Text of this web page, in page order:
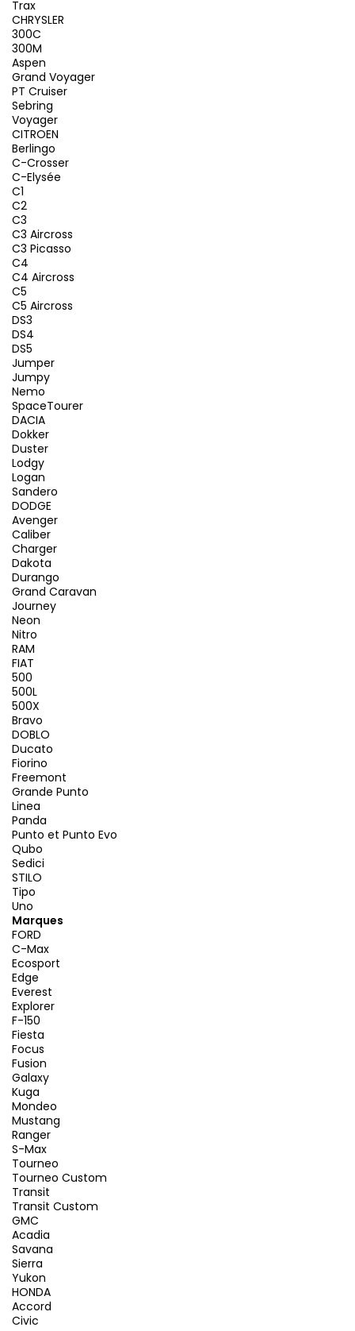
Trax
CHRYSLER
300C
300M
Aspen
Grand Voyager
PT Cruiser
Sebring
Voyager
CITROEN
Berlingo
C-Crosser
C-Elysée
C1
C2
C3
C3 Aircross
C3 Picasso
C4
C4 Aircross
C5
C5 Aircross
DS3
DS4
DS5
Jumper
Jumpy
Nemo
SpaceTourer
DACIA
Dokker
Duster
Lodgy
Logan
Sandero
DODGE
Avenger
Caliber
Charger
Dakota
Durango
Grand Caravan
Journey
Neon
Nitro
RAM
FIAT
500
500L
500X
Bravo
DOBLO
Ducato
Fiorino
Freemont
Grande Punto
Linea
Panda
Punto et Punto Evo
Qubo
Sedici
STILO
Tipo
Uno
Marques
FORD
C-Max
Ecosport
Edge
Everest
Explorer
F-150
Fiesta
Focus
Fusion
Galaxy
Kuga
Mondeo
Mustang
Ranger
S-Max
Tourneo
Tourneo Custom
Transit
Transit Custom
GMC
Acadia
Savana
Sierra
Yukon
HONDA
Accord
Civic